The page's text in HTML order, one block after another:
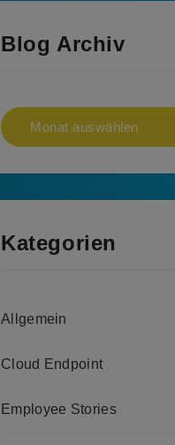
Blog Archiv
Monat auswählen
Kategorien
Allgemein
Cloud Endpoint
Employee Stories